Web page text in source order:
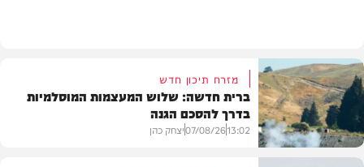
מזרח תיכון חדש
ברית חדשה: שלוש המעצמות המוסלמיות
בדרך להסכם הגנה
13:02
07/08/26יצחק כהן